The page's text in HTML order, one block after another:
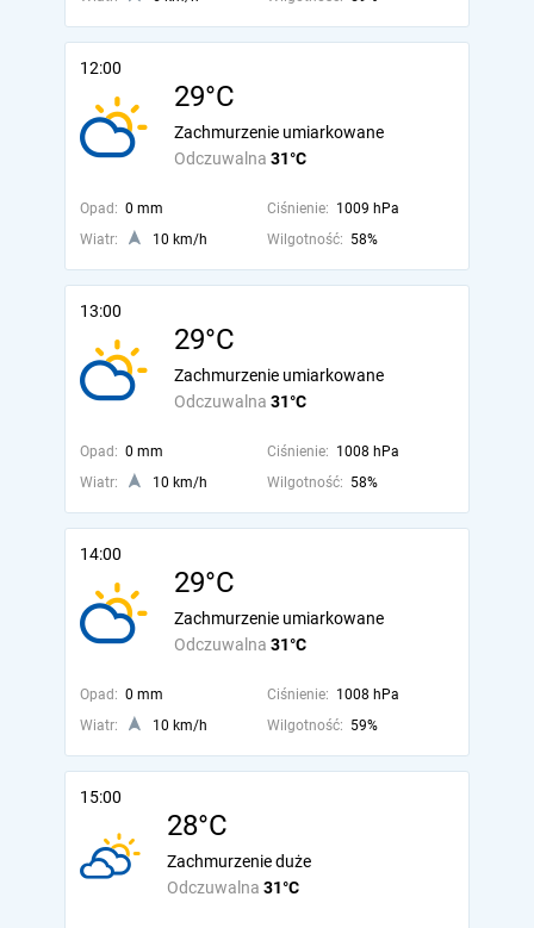
12:00
29°C
Odczuwalna 31°C
Zachmurzenie umiarkowane
Opad: 0 mm Ciśnienie: 1009 hPa
Wiatr:
10 km/h Wilgotność: 58%
13:00
29°C
Odczuwalna 31°C
Zachmurzenie umiarkowane
Opad: 0 mm Ciśnienie: 1008 hPa
Wiatr:
10 km/h Wilgotność: 58%
14:00
29°C
Odczuwalna 31°C
Zachmurzenie umiarkowane
Opad: 0 mm Ciśnienie: 1008 hPa
Wiatr:
10 km/h Wilgotność: 59%
15:00
28°C
Odczuwalna 31°C
Zachmurzenie duże